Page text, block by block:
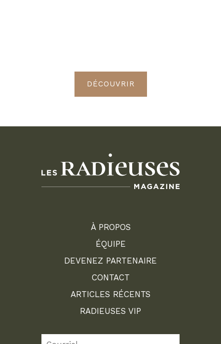
DÉCOUVRIR
À PROPOS
ÉQUIPE
DEVENEZ PARTENAIRE
CONTACT
ARTICLES RÉCENTS
RADIEUSES VIP